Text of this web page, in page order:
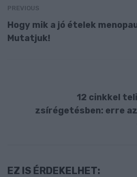
PREVIOUS
Hogy mik a jó ételek
Mutatjuk!
12 cinkkel
zsírégetésben: erre
EZ IS ÉRDEKELHET: